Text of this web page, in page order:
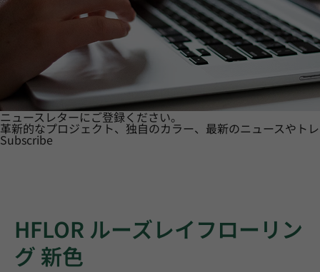
ニュースレターにご登録ください。
革新的なプロジェクト、独自のカラー、最新のニュースやト
Subscribe
HFLOR ルーズレイフローリン
グ 新色